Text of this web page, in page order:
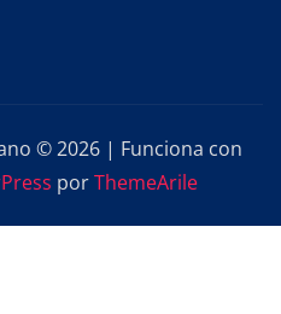
© 2026 | Funciona con
porThemeArile